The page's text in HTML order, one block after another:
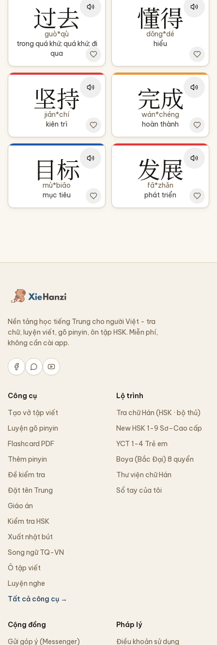
过去
guò*qù
trong quá khứ; quá khứ; đi
qua
懂得
dǒng*dé
hiểu
坚持
jiān*chí
kiên trì
完成
wán*chéng
hoàn thành
目标
mù*biāo
mục tiêu
发展
fā*zhǎn
phát triển
Nền tảng học tiếng Trung cho người Việt - tra
chữ, luyện viết, gõ pinyin, ôn tập HSK. Miễn phí,
không cần cài app.
Công cụ
Tạo vở tập viết
Luyện gõ pinyin
Flashcard PDF
Thêm pinyin
Đề kiểm tra
Đặt tên Trung
Giáo án
Kiểm tra HSK
Xuất nhật bút
Song ngữ TQ-VN
Ô tập viết
Luyện nghe
Tất cả công cụ →
Lộ trình
Tra chữ Hán (HSK · bộ thủ)
New HSK 1-9 Sơ–Cao cấp
YCT 1-4 Trẻ em
Boya (Bắc Đại) 8 quyển
Thư viện chữ Hán
Sổ tay của tôi
Cộng đồng
Gửi góp ý (Messenger)
Pháp lý
Điều khoản sử dụng